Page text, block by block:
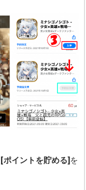
[ポイントを貯める]を